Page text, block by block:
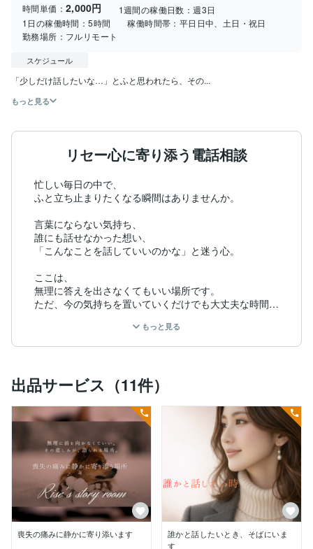
時間単価： 2,000円 1週間の稼働日数：週3日
1日の稼働時間：5時間 稼働時間帯： 平日日中、土日・祝日
勤務場所： フルリモート
スケジュール
「少しだけ話したいな…」とふと思われたら、その...
もっと見る
リセー心に寄り添う電話相談
忙しい毎日の中で、
ふと立ち止まりたくなる瞬間はありませんか。
言葉にならない気持ち、
誰にも話せなかった想い、
「こんなことを話していいのかな」と迷う心。
ここは、
無理に答えを出さなくてもいい場所です。
ただ、今の気持ちを置いていくだけでも大丈夫な時間を
落ち着いた声だと言われることが多く、
会話のテンポは、少しゆっくりめかもしれません。
その分、気持ちの奥にある言葉を、丁寧に受け取ること
を心がけています。
「話しているうちに、自然と力が抜けた」
そんなお声をいただくこともあり、
安心して過ごしていただける空気づくりを何より大切に
しています。
私自身、医療機関・教育機関での人事の経験がありま
す。
日々さまざまな立場の方と関わる中で、
もっと見る
出品サービス（11件）
喪失の痛みに静かに寄り添います
誰かと話したいとき、そばにいま
す